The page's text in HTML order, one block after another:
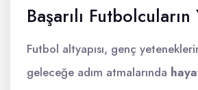
Başarılı
Futbol altyapısı, genç
geleceğe adım atmalarında